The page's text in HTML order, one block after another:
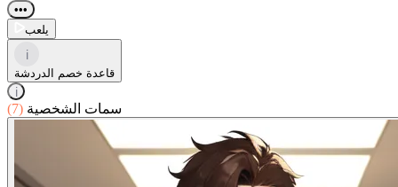
•••
يلعب
i
قاعدة خصم الدردشة
i
سمات الشخصية (7)